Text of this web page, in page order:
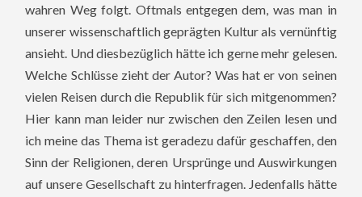
wahren Weg folgt. Oftmals entgegen dem, was man in
unserer wissenschaftlich geprägten Kultur als vernünftig
ansieht. Und diesbezüglich hätte ich gerne mehr gelesen.
Welche Schlüsse zieht der Autor? Was hat er von seinen
vielen Reisen durch die Republik für sich mitgenommen?
Hier kann man leider nur zwischen den Zeilen lesen und
ich meine das Thema ist geradezu dafür geschaffen, den
Sinn der Religionen, deren Ursprünge und Auswirkungen
auf unsere Gesellschaft zu hinterfragen. Jedenfalls hätte